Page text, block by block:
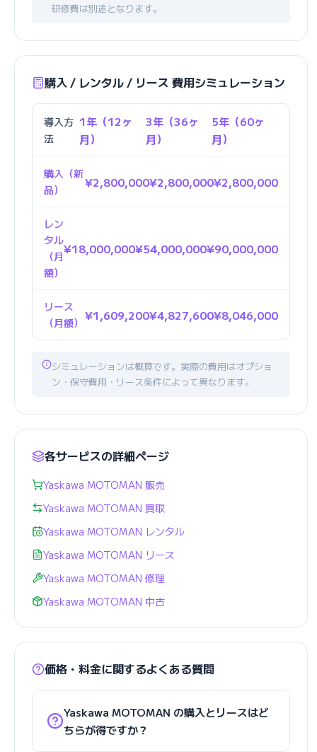
研修費は別途となります。
購入 / レンタル / リース 費用シミュレーション
導入方
法
1年（12ヶ
月）
3年（36ヶ
月）
5年（60ヶ
月）
購入（新
品）
¥2,800,000¥2,800,000¥2,800,000
レン
タル
（月
額）
¥18,000,000¥54,000,000¥90,000,000
リース
（月額）
¥1,609,200¥4,827,600¥8,046,000
シミュレーションは概算です。実際の費用はオプショ
ン・保守費用・リース条件によって異なります。
各サービスの詳細ページ
Yaskawa MOTOMAN 販売
Yaskawa MOTOMAN 買取
Yaskawa MOTOMAN レンタル
Yaskawa MOTOMAN リース
Yaskawa MOTOMAN 修理
Yaskawa MOTOMAN 中古
価格・料金に関するよくある質問
Yaskawa MOTOMAN の購入とリースはど
ちらが得ですか？